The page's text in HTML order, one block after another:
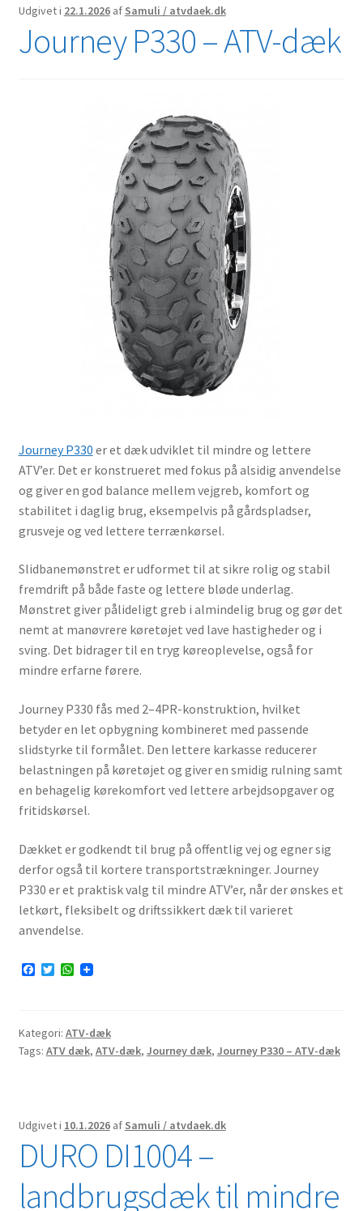
Udgivet i 22.1.2026 af Samuli / atvdaek.dk
Journey P330 – ATV-dæk
Journey P330 er et dæk udviklet til mindre og lettere
ATV’er. Det er konstrueret med fokus på alsidig anvendelse
og giver en god balance mellem vejgreb, komfort og
stabilitet i daglig brug, eksempelvis på gårdspladser,
grusveje og ved lettere terrænkørsel.
Slidbanemønstret er udformet til at sikre rolig og stabil
fremdrift på både faste og lettere bløde underlag.
Mønstret giver pålideligt greb i almindelig brug og gør det
nemt at manøvrere køretøjet ved lave hastigheder og i
sving. Det bidrager til en tryg køreoplevelse, også for
mindre erfarne førere.
Journey P330 fås med 2–4PR-konstruktion, hvilket
betyder en let opbygning kombineret med passende
slidstyrke til formålet. Den lettere karkasse reducerer
belastningen på køretøjet og giver en smidig rulning samt
en behagelig kørekomfort ved lettere arbejdsopgaver og
fritidskørsel.
Dækket er godkendt til brug på offentlig vej og egner sig
derfor også til kortere transportstrækninger. Journey
P330 er et praktisk valg til mindre ATV’er, når der ønskes et
letkørt, fleksibelt og driftssikkert dæk til varieret
anvendelse.
F
o
o
k
T
e
r
W
A
p
p
Kategori: ATV-dæk
Tags: ATV dæk, ATV-dæk, Journey dæk, Journey P330 – ATV-dæk
Udgivet i 10.1.2026 af Samuli / atvdaek.dk
DURO DI1004 –
landbrugsdæk til mindre